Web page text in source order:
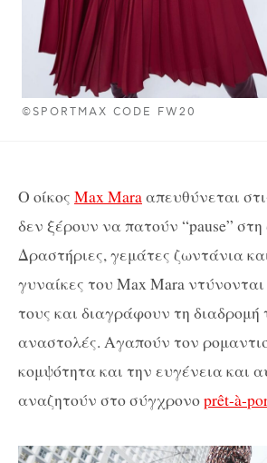
©SPORTMAX CODE FW20
O οίκος Max Maraαπευθύνεται
δεν ξέρουν να πατούν “pause” στη
Δραστήριες, γεμάτες ζωντάνια
γυναίκες του Max Mara
τους και διαγράφουν τη διαδρομή
αναστολές. Αγαπούν τον
κομψότητα και την ευγένεια και
αναζητούν στο σύγχρονοprêt-à-